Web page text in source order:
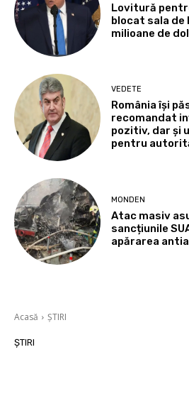
Lovitură
blocat sala de
milioane de
VEDETE
România își
recomandat
pozitiv, dar și
pentru
MONDEN
Atac masiv
sancțiunile
apărarea